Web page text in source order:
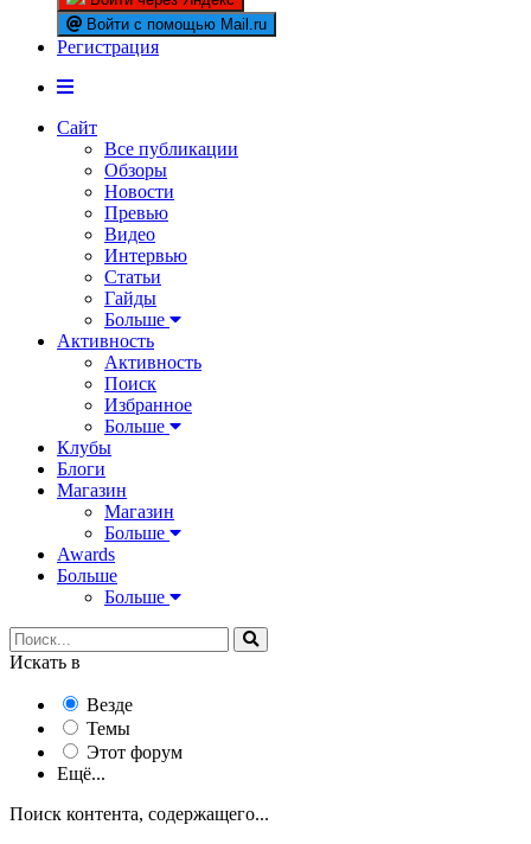
Войти с помощью Mail.ru
Регистрация
Сайт
Все публикации
Обзоры
Новости
Превью
Видео
Интервью
Статьи
Гайды
Больше
Активность
Активность
Поиск
Избранное
Больше
Клубы
Блоги
Магазин
Магазин
Больше
Awards
Больше
Больше
Искать в
Везде
Темы
Этот форум
Ещё...
Поиск контента, содержащего...